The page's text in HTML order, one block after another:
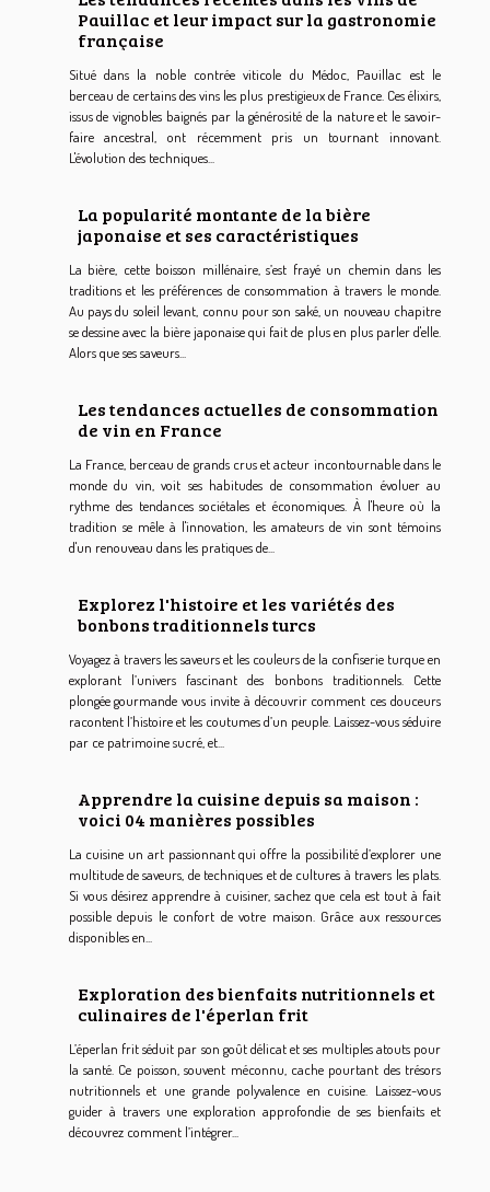
Pauillac et leur impact sur la gastronomie
française
Situé dans la noble contrée viticole du Médoc, Pauillac est le
berceau de certains des vins les plus prestigieux de France. Ces élixirs,
issus de vignobles baignés par la générosité de la nature et le savoir-
faire ancestral, ont récemment pris un tournant innovant.
L'évolution des techniques...
La popularité montante de la bière
japonaise et ses caractéristiques
La bière, cette boisson millénaire, s’est frayé un chemin dans les
traditions et les préférences de consommation à travers le monde.
Au pays du soleil levant, connu pour son saké, un nouveau chapitre
se dessine avec la bière japonaise qui fait de plus en plus parler d'elle.
Alors que ses saveurs...
Les tendances actuelles de consommation
de vin en France
La France, berceau de grands crus et acteur incontournable dans le
monde du vin, voit ses habitudes de consommation évoluer au
rythme des tendances sociétales et économiques. À l'heure où la
tradition se mêle à l'innovation, les amateurs de vin sont témoins
d'un renouveau dans les pratiques de...
Explorez l'histoire et les variétés des
bonbons traditionnels turcs
Voyagez à travers les saveurs et les couleurs de la confiserie turque en
explorant l’univers fascinant des bonbons traditionnels. Cette
plongée gourmande vous invite à découvrir comment ces douceurs
racontent l’histoire et les coutumes d’un peuple. Laissez-vous séduire
par ce patrimoine sucré, et...
Apprendre la cuisine depuis sa maison :
voici 04 manières possibles
La cuisine un art passionnant qui offre la possibilité d’explorer une
multitude de saveurs, de techniques et de cultures à travers les plats.
Si vous désirez apprendre à cuisiner, sachez que cela est tout à fait
possible depuis le confort de votre maison. Grâce aux ressources
disponibles en...
Exploration des bienfaits nutritionnels et
culinaires de l'éperlan frit
L’éperlan frit séduit par son goût délicat et ses multiples atouts pour
la santé. Ce poisson, souvent méconnu, cache pourtant des trésors
nutritionnels et une grande polyvalence en cuisine. Laissez-vous
guider à travers une exploration approfondie de ses bienfaits et
découvrez comment l’intégrer...